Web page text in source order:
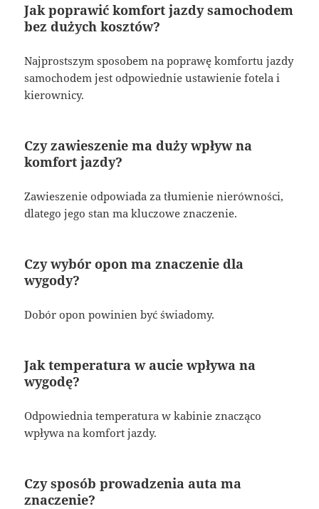
Jak poprawić komfort jazdy samochodem
bez dużych kosztów?
Najprostszym sposobem na poprawę komfortu jazdy
samochodem jest odpowiednie ustawienie fotela i
kierownicy.
Czy zawieszenie ma duży wpływ na
komfort jazdy?
Zawieszenie odpowiada za tłumienie nierówności,
dlatego jego stan ma kluczowe znaczenie.
Czy wybór opon ma znaczenie dla
wygody?
Dobór opon powinien być świadomy.
Jak temperatura w aucie wpływa na
wygodę?
Odpowiednia temperatura w kabinie znacząco
wpływa na komfort jazdy.
Czy sposób prowadzenia auta ma
znaczenie?